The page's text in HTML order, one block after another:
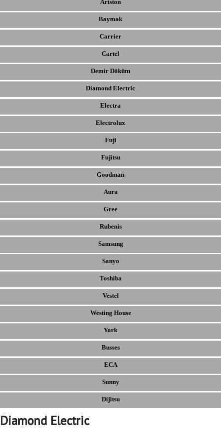
Ariston
Baymak
Carrier
Cartel
Demir Döküm
Diamond Electric
Electra
Electrolux
Fuji
Fujitsu
Goodman
Aura
Gree
Rubenis
Samsung
Sanyo
Toshiba
Vestel
Westing House
York
Busses
ECA
Sunny
Dijitsu
Diamond Electric